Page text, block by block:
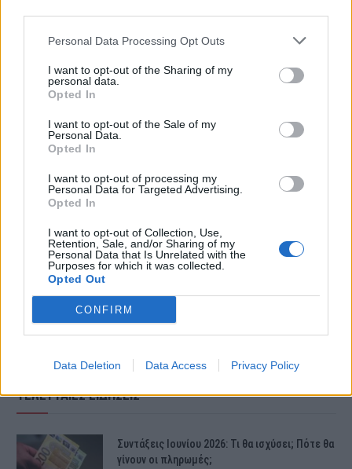
Personal Data Processing Opt Outs
I want to opt-out of the Sharing of my
personal data.
Opted In
I want to opt-out of the Sale of my
Personal Data.
Opted In
I want to opt-out of processing my
Personal Data for Targeted Advertising.
Opted In
I want to opt-out of Collection, Use,
Retention, Sale, and/or Sharing of my
Personal Data that Is Unrelated with the
Purposes for which it was collected.
Opted Out
CONFIRM
Data Deletion Data Access Privacy Policy
ΤΕΛΕΥΤΑΙΕΣ ΕΙΔΗΣΕΙΣ
Συντάξεις Ιουνίου 2026: Τι θα ισχύσει; Πότε θα
γίνουν οι πληρωμές;